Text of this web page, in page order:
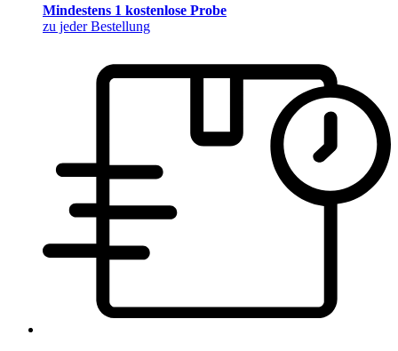
Mindestens 1 kostenlose Probe
zu jeder Bestellung